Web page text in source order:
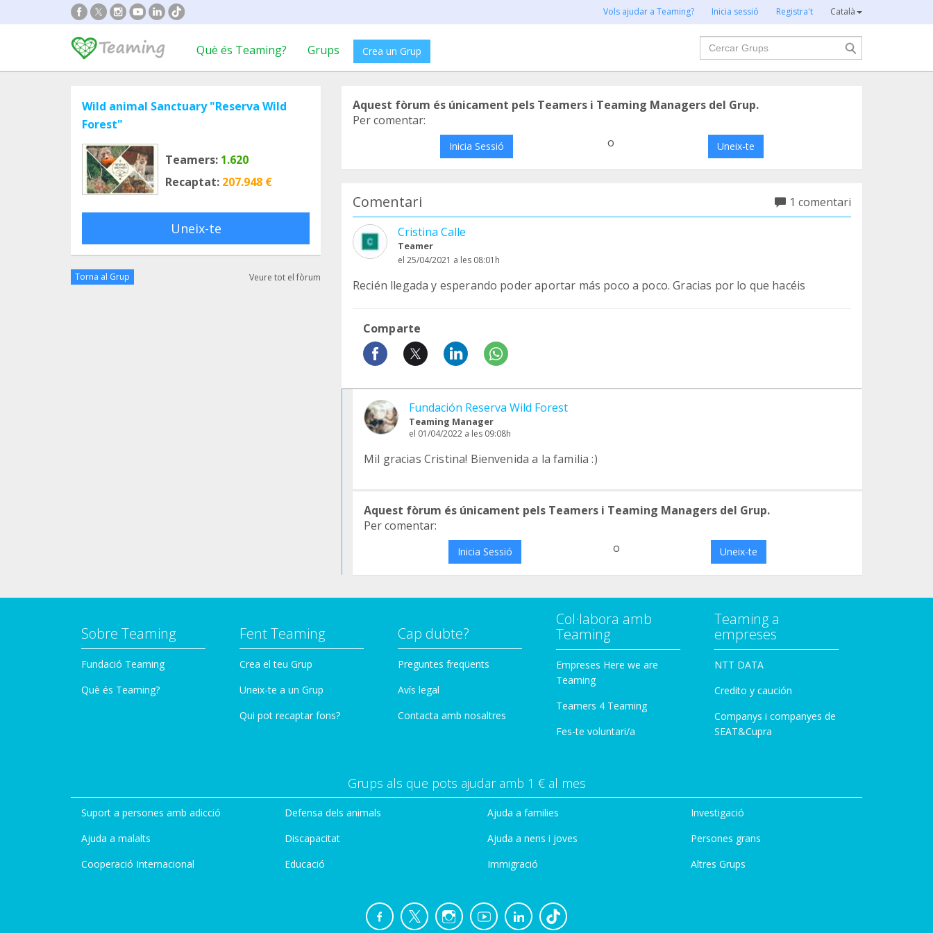
Vols ajudar a Teaming? Inicia sessió Registra't Català
Què és Teaming? Grups Crea un Grup
Cercar
Wild animal Sanctuary "Reserva Wild
Forest"
Teamers: 1.620
Recaptat: 207.948 €
Uneix-te
Torna al Grup Veure tot el fòrum
Aquest fòrum és únicament pels Teamers i Teaming Managers del Grup.
Per comentar:
Inicia Sessió o Uneix-te
Comentari
1 comentari
Cristina Calle
Teamer
el 25/04/2021 a les 08:01h
Recién llegada y esperando poder aportar más poco a poco. Gracias por lo que hacéis
Comparte
Fundación Reserva Wild Forest
Teaming Manager
el 01/04/2022 a les 09:08h
Mil gracias Cristina! Bienvenida a la familia :)
Aquest fòrum és únicament pels Teamers i Teaming Managers del Grup.
Per comentar:
Inicia Sessió o Uneix-te
Sobre Teaming
Fundació Teaming
Què és Teaming?
Fent Teaming
Crea el teu Grup
Uneix-te a un Grup
Qui pot recaptar fons?
Cap dubte?
Preguntes freqüents
Avís legal
Contacta amb nosaltres
Col·labora amb
Teaming
Empreses Here we are
Teaming
Teamers 4 Teaming
Fes-te voluntari/a
Teaming a
empreses
NTT DATA
Credito y caución
Companys i companyes de
SEAT&Cupra
Grups als que pots ajudar amb 1 € al mes
Suport a persones amb adicció
Ajuda a malalts
Cooperació Internacional
Defensa dels animals
Discapacitat
Educació
Ajuda a families
Ajuda a nens i joves
Immigració
Investigació
Persones grans
Altres Grups